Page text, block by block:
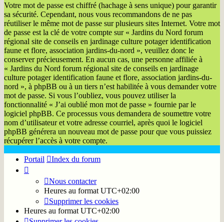
Votre mot de passe est chiffré (hachage à sens unique) pour garantir
sa sécurité. Cependant, nous vous recommandons de ne pas
réutiliser le même mot de passe sur plusieurs sites Internet. Votre mot
de passe est la clé de votre compte sur « Jardins du Nord forum
régional site de conseils en jardinage culture potager identification
faune et flore, association jardins-du-nord », veuillez donc le
conserver précieusement. En aucun cas, une personne affiliée à
« Jardins du Nord forum régional site de conseils en jardinage
culture potager identification faune et flore, association jardins-du-
nord », à phpBB ou à un tiers n’est habilitée à vous demander votre
mot de passe. Si vous l’oubliez, vous pouvez utiliser la
fonctionnalité « J’ai oublié mon mot de passe » fournie par le
logiciel phpBB. Ce processus vous demandera de soumettre votre
nom d’utilisateur et votre adresse courriel, après quoi le logiciel
phpBB générera un nouveau mot de passe pour que vous puissiez
récupérer l’accès à votre compte.
Portail Index du forum
Nous contacter
Heures au format UTC+02:00
Supprimer les cookies
Heures au format UTC+02:00